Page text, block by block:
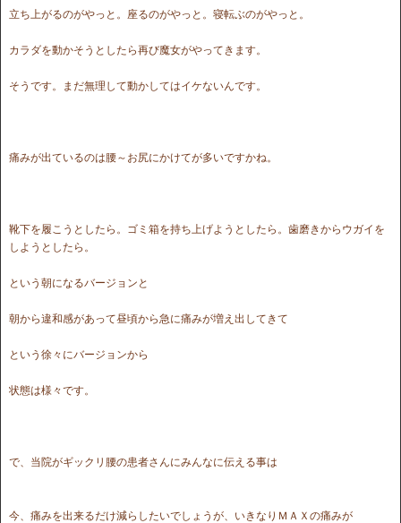
立ち上がるのがやっと。座るのがやっと。寝転ぶのがやっと。
カラダを動かそうとしたら再び魔女がやってきます。
そうです。まだ無理して動かしてはイケないんです。
痛みが出ているのは腰～お尻にかけてが多いですかね。
靴下を履こうとしたら。ゴミ箱を持ち上げようとしたら。歯磨きからウガイを
しようとしたら。
という朝になるバージョンと
朝から違和感があって昼頃から急に痛みが増え出してきて
という徐々にバージョンから
状態は様々です。
で、当院がギックリ腰の患者さんにみんなに伝える事は
今、痛みを出来るだけ減らしたいでしょうが、いきなりＭＡＸの痛みが